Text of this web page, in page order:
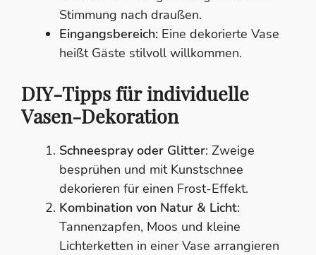
Stimmung nach draußen.
Eingangsbereich: Eine dekorierte Vase
heißt Gäste stilvoll willkommen.
DIY-Tipps für individuelle
Vasen-Dekoration
Schneespray oder Glitter: Zweige
besprühen und mit Kunstschnee
dekorieren für einen Frost-Effekt.
Kombination von Natur & Licht:
Tannenzapfen, Moos und kleine
Lichterketten in einer Vase arrangieren